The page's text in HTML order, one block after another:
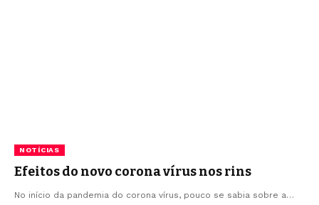
NOTÍCIAS
Efeitos do novo corona vírus nos rins
No início da pandemia do corona vírus, pouco se sabia sobre a…